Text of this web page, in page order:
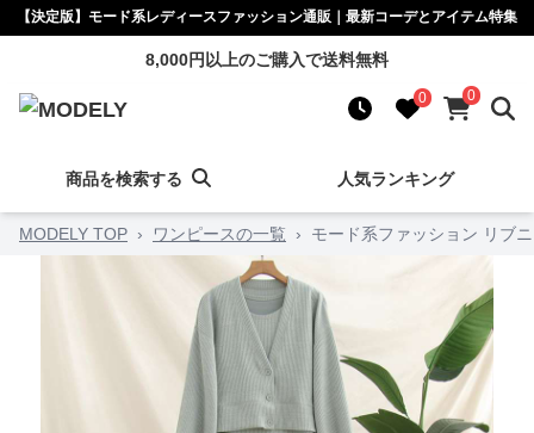
【決定版】モード系レディースファッション通販｜最新コーデとアイテム特集
8,000円以上のご購入で送料無料
0 0
商品を検索する 人気ランキング
MODELY TOP › ワンピースの一覧 › モード系ファッション リブ